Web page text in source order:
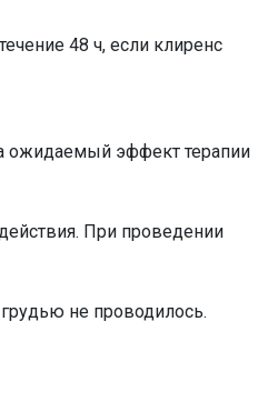
48 ч, если клиренс
ожидаемый эффект терапии
При проведении
не проводилось.